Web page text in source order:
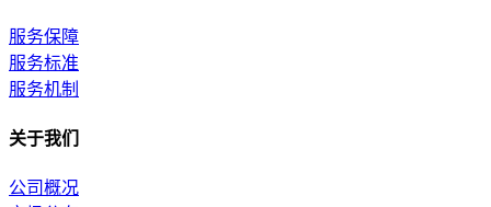
服务保障
服务标准
服务机制
关于我们
公司概况